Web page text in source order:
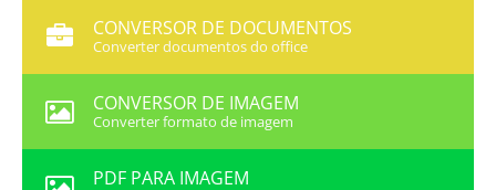
CONVERSOR DE DOCUMENTOS
Converter documentos do office
CONVERSOR DE IMAGEM
Converter formato de imagem
PDF PARA IMAGEM